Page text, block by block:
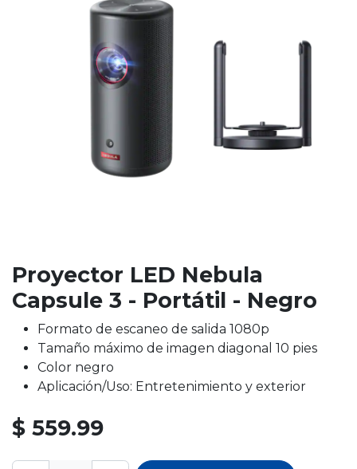
Proyector LED Nebula
Capsule 3 - Portátil - Negro
Formato de escaneo de salida 1080p
Tamaño máximo de imagen diagonal 10 pies
Color negro
Aplicación/Uso: Entretenimiento y exterior
$ 559.99